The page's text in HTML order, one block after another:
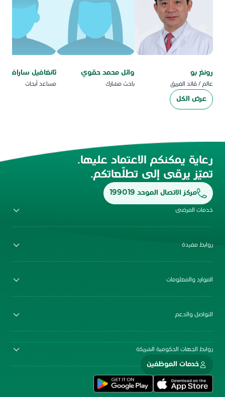
رونغ بو
عالم / قائد الفريق
وائل محمد حقوي
باحث مشارك
ثانغافيل سارافانان
مساعد أبحاث
عرض الكل
رعاية يمكنكم الاعتماد عليها.
تميّز يرقى إلى تطلّعاتكم.
مركز الاتصال الموحد 199019
خدمات المرضى
روابط مفيدة
الموارد والمعلومات
التواصل والدعم
روابط الجهات الحكومية الشريكة
خدمات الموظفين